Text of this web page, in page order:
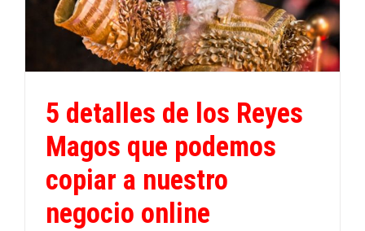
5 detalles de los Reyes
Magos que podemos
copiar a nuestro
negocio online